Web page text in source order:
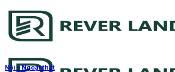
Bỏ
qua
dung
Nội - Ngoại thất